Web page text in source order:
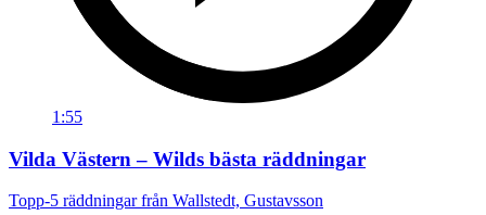
1:55
Vilda Västern – Wilds bästa räddningar
Topp-5 räddningar från Wallstedt, Gustavsson